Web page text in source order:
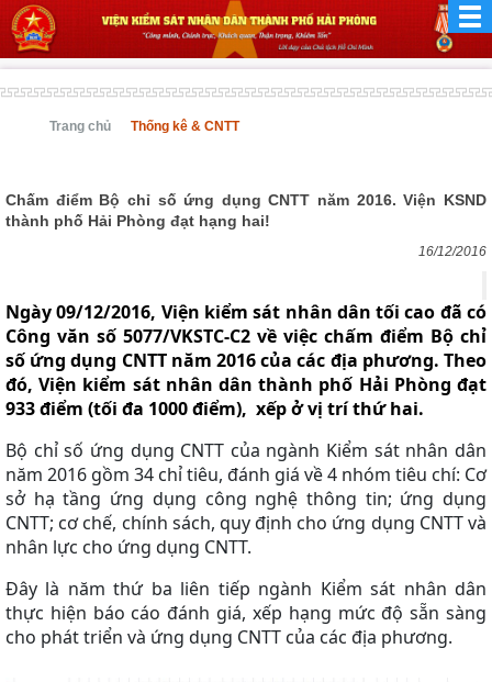
Trang chủ Thống kê & CNTT
Chấm điểm Bộ chỉ số ứng dụng CNTT năm 2016. Viện KSND
thành phố Hải Phòng đạt hạng hai!
16/12/2016
Ngày 09/12/2016, Viện kiểm sát nhân dân tối cao đã có
Công văn số 5077/VKSTC-C2 về việc chấm điểm Bộ chỉ
số ứng dụng CNTT năm 2016 của các địa phương. Theo
đó, Viện kiểm sát nhân dân thành phố Hải Phòng đạt
933 điểm (tối đa 1000 điểm), xếp ở vị trí thứ hai.
Bộ chỉ số ứng dụng CNTT của ngành Kiểm sát nhân dân
năm 2016 gồm 34 chỉ tiêu, đánh giá về 4 nhóm tiêu chí: Cơ
sở hạ tầng ứng dụng công nghệ thông tin; ứng dụng
CNTT; cơ chế, chính sách, quy định cho ứng dụng CNTT và
nhân lực cho ứng dụng CNTT.
Đây là năm thứ ba liên tiếp ngành Kiểm sát nhân dân
thực hiện báo cáo đánh giá, xếp hạng mức độ sẵn sàng
cho phát triển và ứng dụng CNTT của các địa phương.